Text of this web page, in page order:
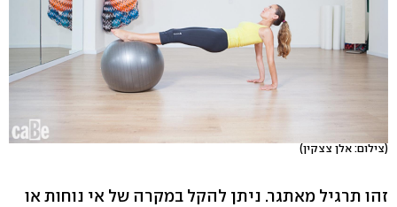
(צילום: אלן צצקין)
זהו תרגיל מאתגר. ניתן להקל במקרה של אי נוחות או